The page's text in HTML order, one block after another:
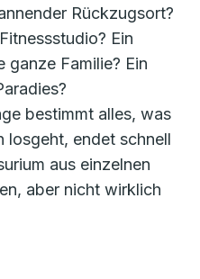
Rückzugsort?
Ein
ganze Familie? Ein
bestimmt alles, was
losgeht, endet schnell
aus einzelnen
aber nicht wirklich